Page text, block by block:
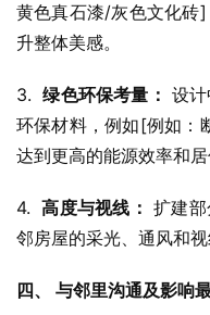
黄色真石漆/灰色文化砖
升整体美感。
3. 绿色环保考量： 设
环保材料，例如[例如：
达到更高的能源效率和居
4. 高度与视线： 扩建
邻房屋的采光、通风和
四、 与邻里沟通及影响